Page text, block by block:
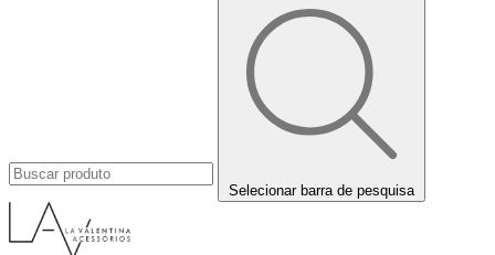
Selecionar barra de pesquisa